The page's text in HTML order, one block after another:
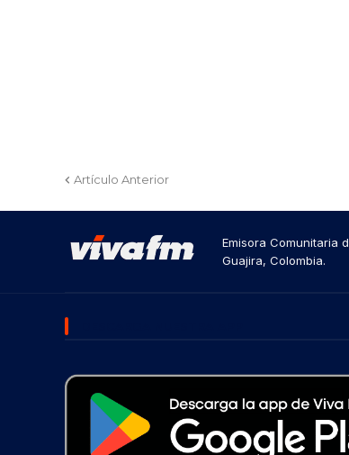
Artículo Anterior
Emisora Comunitaria
Guajira, Colombia.